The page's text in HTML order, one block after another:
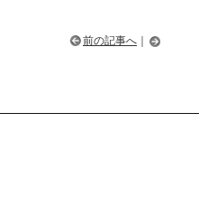
前の記事へ ｜